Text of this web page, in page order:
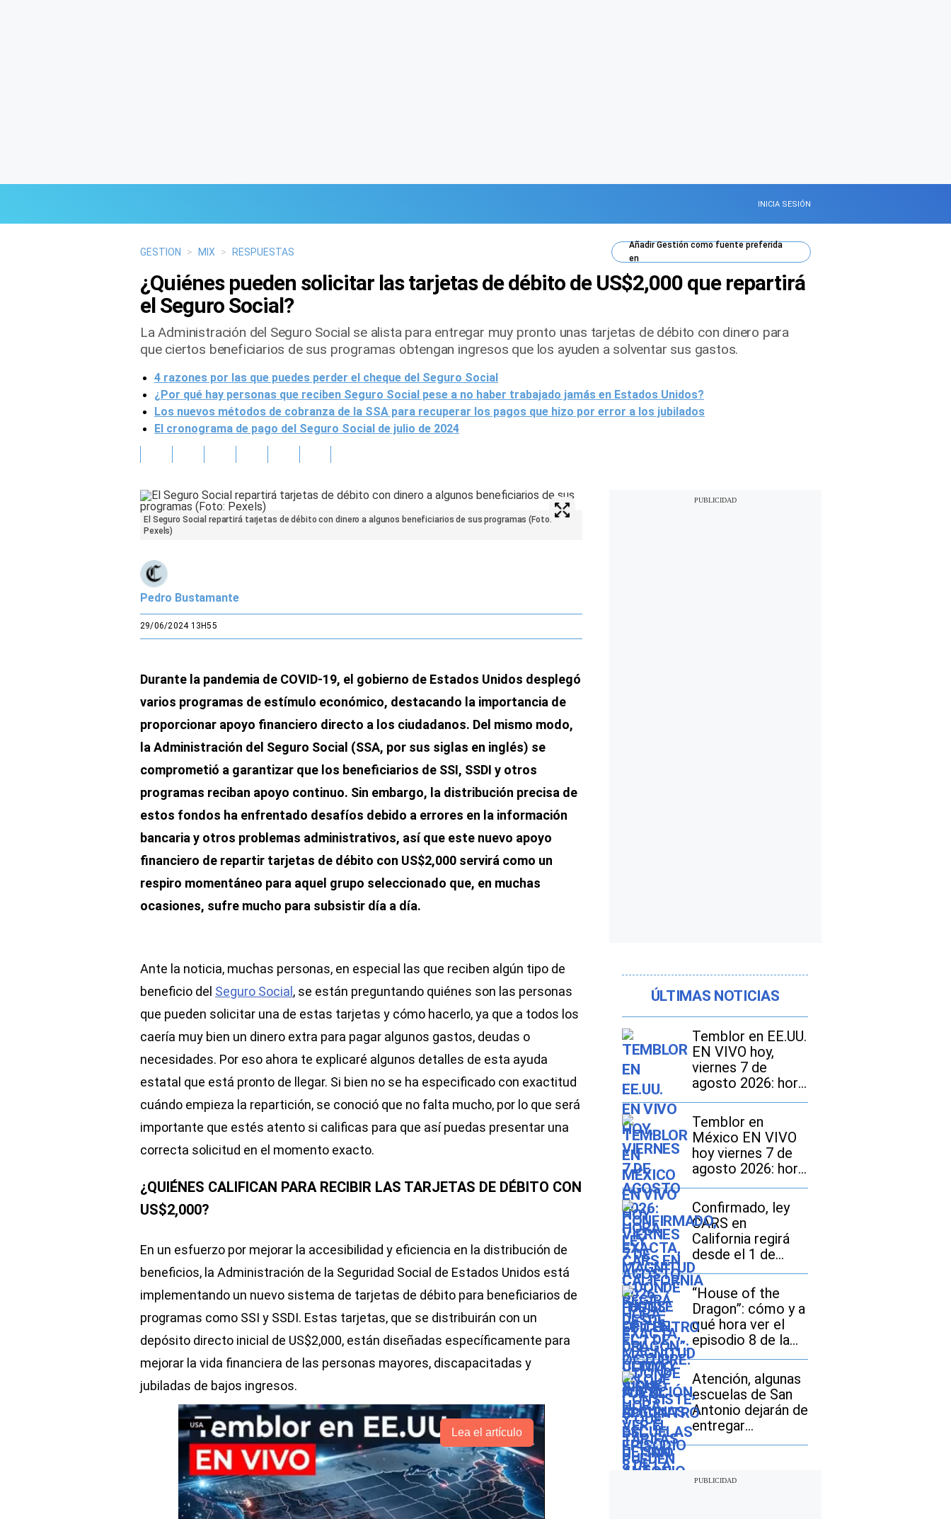
INICIA SESIÓN
GESTION > MIX > RESPUESTAS
AñadirGestióncomo fuente preferida
en
¿Quiénes pueden solicitar las tarjetas de débito de US$2,000 que repartirá
el Seguro Social?
La Administración del Seguro Social se alista para entregar muy pronto unas tarjetas de débito con dinero para
que ciertos beneficiarios de sus programas obtengan ingresos que los ayuden a solventar sus gastos.
4 razones por las que puedes perder el cheque del Seguro Social
¿Por qué hay personas que reciben Seguro Social pese a no haber trabajado jamás en Estados Unidos?
Los nuevos métodos de cobranza de la SSA para recuperar los pagos que hizo por error a los jubilados
El cronograma de pago del Seguro Social de julio de 2024
El Seguro Social repartirá tarjetas de débito con dinero a algunos beneficiarios de sus programas (Foto:
Pexels)
Pedro Bustamante
29/06/2024 13H55
Durante la pandemia de COVID-19, el gobierno de Estados Unidos desplegó
varios programas de estímulo económico, destacando la importancia de
proporcionar apoyo financiero directo a los ciudadanos. Del mismo modo,
la Administración del Seguro Social (SSA, por sus siglas en inglés) se
comprometió a garantizar que los beneficiarios de SSI, SSDI y otros
programas reciban apoyo continuo. Sin embargo, la distribución precisa de
estos fondos ha enfrentado desafíos debido a errores en la información
bancaria y otros problemas administrativos, así que este nuevo apoyo
financiero de repartir tarjetas de débito con US$2,000 servirá como un
respiro momentáneo para aquel grupo seleccionado que, en muchas
ocasiones, sufre mucho para subsistir día a día.
Ante la noticia, muchas personas, en especial las que reciben algún tipo de
beneficio del Seguro Social , se están preguntando quiénes son las personas
que pueden solicitar una de estas tarjetas y cómo hacerlo, ya que a todos los
caería muy bien un dinero extra para pagar algunos gastos, deudas o
necesidades. Por eso ahora te explicaré algunos detalles de esta ayuda
estatal que está pronto de llegar. Si bien no se ha especificado con exactitud
cuándo empieza la repartición, se conoció que no falta mucho, por lo que será
importante que estés atento si calificas para que así puedas presentar una
correcta solicitud en el momento exacto.
¿QUIÉNES CALIFICAN PARA RECIBIR LAS TARJETAS DE DÉBITO CON
US$2,000?
En un esfuerzo por mejorar la accesibilidad y eficiencia en la distribución de
beneficios, la Administración de la Seguridad Social de Estados Unidos está
implementando un nuevo sistema de tarjetas de débito para beneficiarios de
programas como SSI y SSDI. Estas tarjetas, que se distribuirán con un
depósito directo inicial de US$2,000, están diseñadas específicamente para
mejorar la vida financiera de las personas mayores, discapacitadas y
jubiladas de bajos ingresos.
Lea el artículo
ÚLTIMAS NOTICIAS
Temblor en EE.UU.
EN VIVO hoy,
viernes 7 de
agosto 2026: hora
exacta, magnitud y
dónde fue el
epicentro del
último sismo
Temblor en
México EN VIVO
hoy viernes 7 de
agosto 2026: hora
exacta, magnitud y
dónde fue el
epicentro del
último
Confirmado, ley
CARS en
California regirá
desde el 1 de
octubre: en qué
consiste y qué
tarifas pueden
pagar los
compradores de
vehículos usados
“House of the
Dragon”: cómo y a
qué hora ver el
episodio 8 de la
temporada 3
Atención, algunas
escuelas de San
Antonio dejarán de
entregar
desayunos y
seguirá con este